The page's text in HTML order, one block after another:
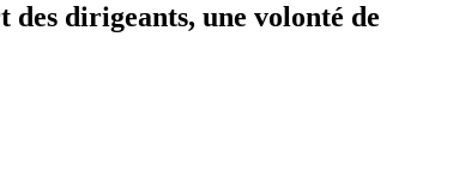
dirigeants, une volonté de